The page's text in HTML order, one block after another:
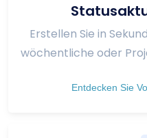
Erstellen Sie in
wöchentliche oder
Entdecken Sie